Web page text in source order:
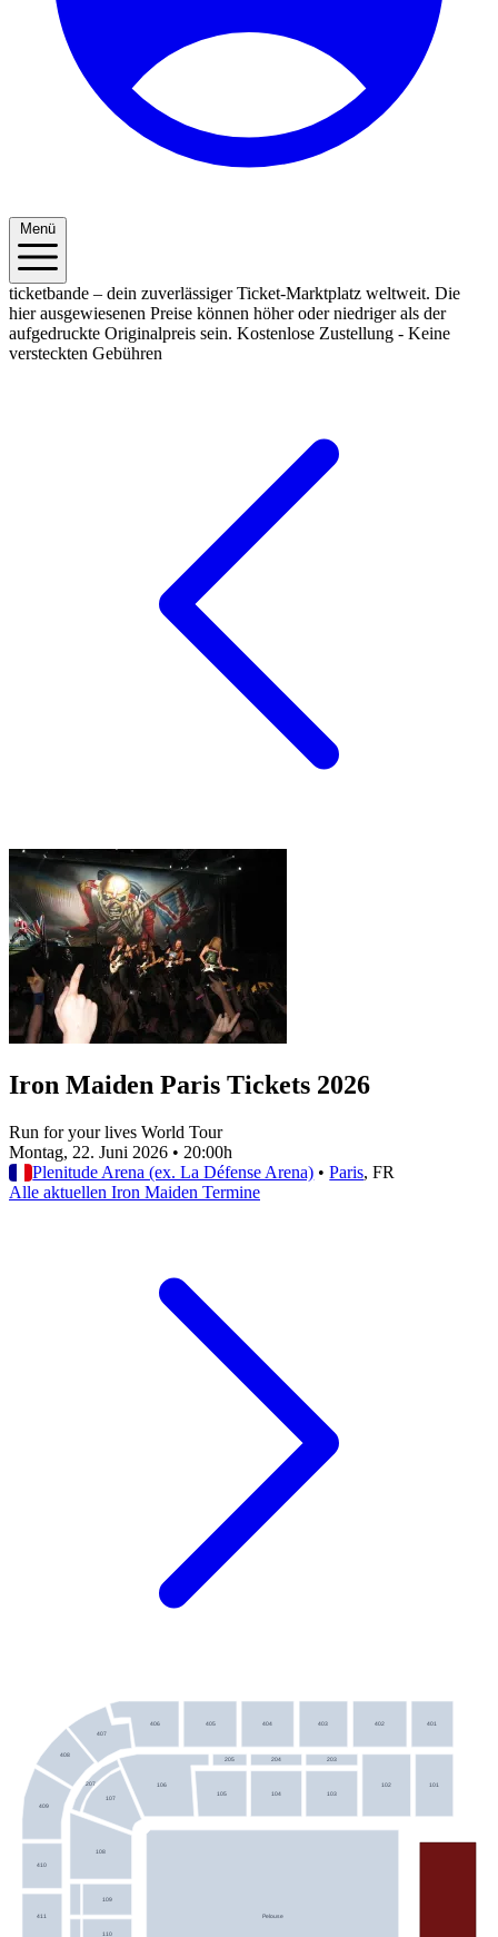
Menü
ticketbande – dein zuverlässiger Ticket-Marktplatz weltweit. Die
hier ausgewiesenen Preise können höher oder niedriger als der
aufgedruckte Originalpreis sein. Kostenlose Zustellung - Keine
versteckten Gebühren
Iron Maiden Paris Tickets 2026
Run for your lives World Tour
Montag, 22. Juni 2026 • 20:00h
Plenitude Arena (ex. La Défense Arena) • Paris, FR
Alle aktuellen Iron Maiden Termine
101
102
103
104
105
106
107
108
109
110
401
402
403
404
405
406
407
408
409
410
411
203
204
205
207
Pelouse